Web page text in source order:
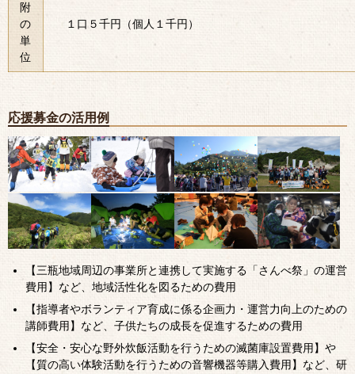
附
の
単
位
１口５千円（個人１千円）
応援募金の活用例
【三瓶地域周辺の事業所と連携して実施する「さんべ祭」の運営
費用】など、地域活性化を図るための費用
【指導者やボランティア育成に係る企画力・運営力向上のための
講師費用】など、子供たちの成長を促進するための費用
【安全・安心な野外炊飯活動を行うための滅菌庫設置費用】や
【質の高い体験活動を行うための音響機器等購入費用】など、研